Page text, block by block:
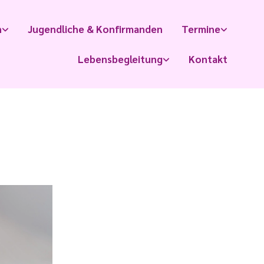
Jugendliche & Konfirmanden Termine
Lebensbegleitung Kontakt